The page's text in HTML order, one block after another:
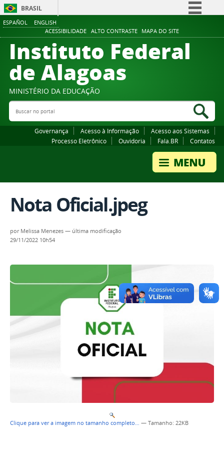
ESPAÑOL ENGLISH
ACESSIBILIDADE ALTO CONTRASTE MAPA DO SITE
BRASIL
Comunica BR
Participe
Canais
Instituto Federal
de Alagoas
MINISTÉRIO DA EDUCAÇÃO
Buscar no portal
Governança Acesso à Informação
Acesso aos Sistemas
Processo Eletrônico
Ouvidoria Fala.BR Contatos
Nota Oficial.jpeg
por Melissa Menezes — última modificação
29/11/2022 10h54
Clique para ver a imagem no tamanho completo… — Tamanho: 22KB